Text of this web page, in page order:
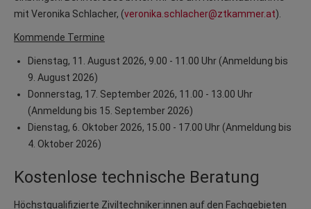
mit Veronika Schlacher, (veronika.schlacher@ztkammer.at).
Kommende Termine
Dienstag, 11. August 2026, 9.00 - 11.00 Uhr (Anmeldung bis
9. August 2026)
Donnerstag, 17. September 2026, 11.00 - 13.00 Uhr
(Anmeldung bis 15. September 2026)
Dienstag, 6. Oktober 2026, 15.00 - 17.00 Uhr (Anmeldung bis
4. Oktober 2026)
Kostenlose technische Beratung
Höchstqualifizierte Ziviltechniker:innen auf den Fachgebieten